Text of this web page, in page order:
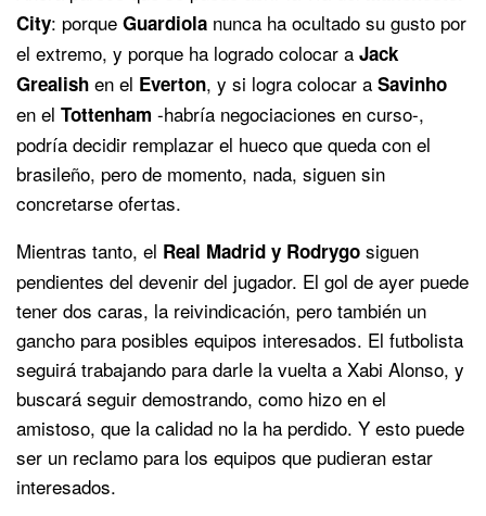
City: porque Guardiola nunca ha ocultado su gusto por
el extremo, y porque ha logrado colocar a Jack
Grealish en el Everton, y si logra colocar a Savinho
en el Tottenham -habría negociaciones en curso-,
podría decidir remplazar el hueco que queda con el
brasileño, pero de momento, nada, siguen sin
concretarse ofertas.
Mientras tanto, el Real Madrid y Rodrygo siguen
pendientes del devenir del jugador. El gol de ayer puede
tener dos caras, la reivindicación, pero también un
gancho para posibles equipos interesados. El futbolista
seguirá trabajando para darle la vuelta a Xabi Alonso, y
buscará seguir demostrando, como hizo en el
amistoso, que la calidad no la ha perdido. Y esto puede
ser un reclamo para los equipos que pudieran estar
interesados.